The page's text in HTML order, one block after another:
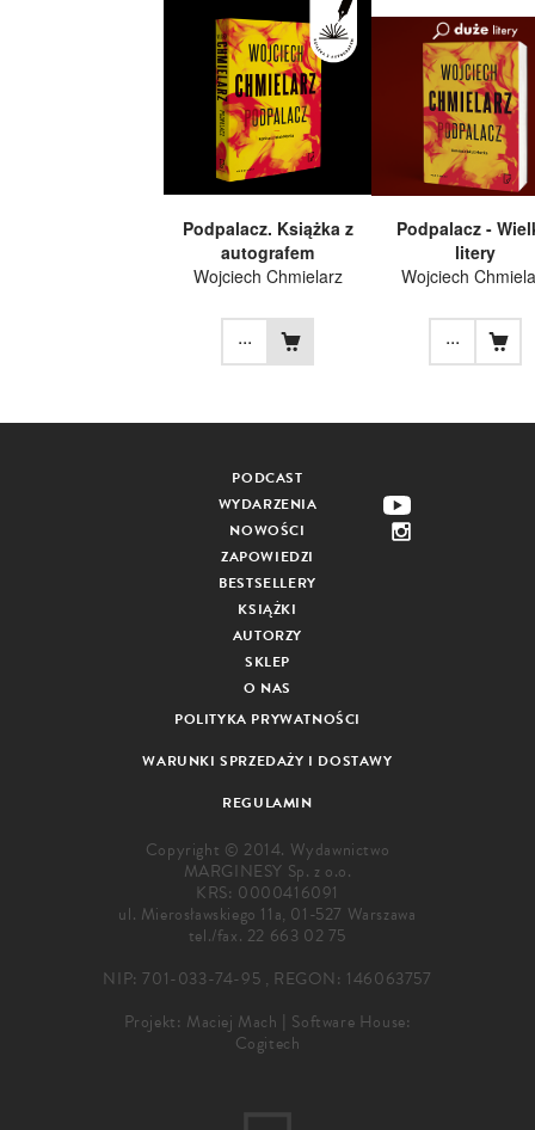
Podpalacz. Książka z
autografem
Wojciech Chmielarz
...
Podpalacz -
litery
Wojciech
...
PODCAST
WYDARZENIA
NOWOŚCI
ZAPOWIEDZI
BESTSELLERY
KSIĄŻKI
AUTORZY
SKLEP
O NAS
POLITYKA PRYWATNOŚCI
WARUNKI SPRZEDAŻY I DOSTAWY
REGULAMIN
Copyright © 2014. Wydawnictwo
MARGINESY Sp. z o.o.
KRS: 0000416091
ul. Mierosławskiego 11a, 01-527 Warszawa
tel./fax. 22 663 02 75
NIP: 701-033-74-95 , REGON: 146063757
Projekt: Maciej Mach | Software House:
Cogitech